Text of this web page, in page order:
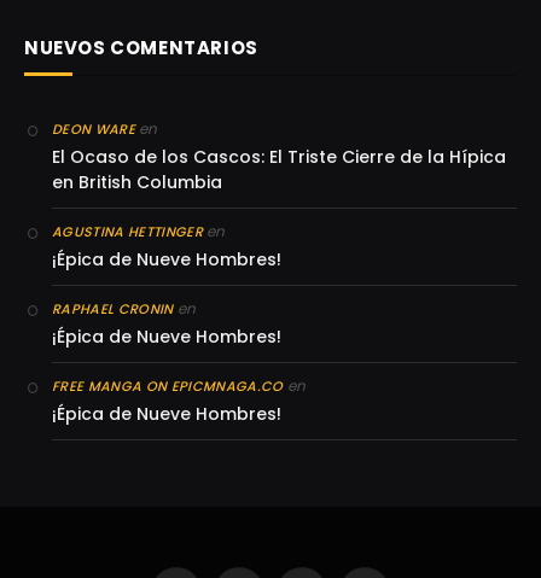
NUEVOS COMENTARIOS
DEON WAREen
El Ocaso de los Cascos: El Triste Cierre de la Hípica
en British Columbia
AGUSTINA HETTINGERen
¡Épica de Nueve Hombres!
RAPHAEL CRONINen
¡Épica de Nueve Hombres!
FREE MANGA ON EPICMNAGA.COen
¡Épica de Nueve Hombres!